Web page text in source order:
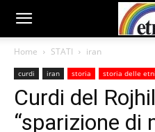
Home STATI iran
curdi iran storia storia delle
Curdi del
“sparizione di